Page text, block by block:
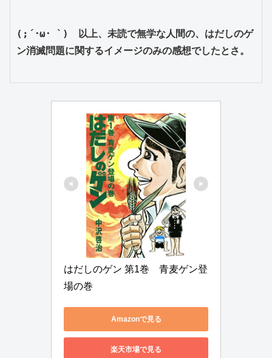
(;´･ω･ `)　以上、未読で無学な人間の、はだしのゲ
ン消滅問題に関するイメージのみの感想でしたとさ。
はだしのゲン 第1巻　青麦ゲン登
場の巻
Amazonで見る
楽天市場で見る